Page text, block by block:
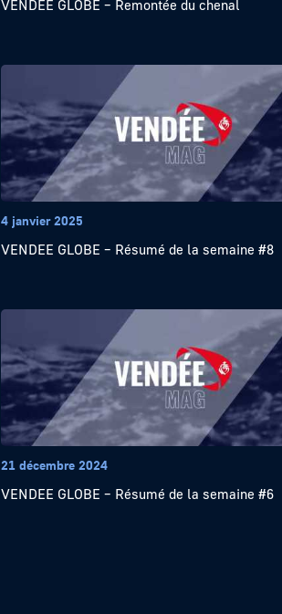
VENDEE GLOBE – Remontée du chenal
4 janvier 2025
VENDEE GLOBE – Résumé de la semaine #8
21 décembre 2024
VENDEE GLOBE – Résumé de la semaine #6